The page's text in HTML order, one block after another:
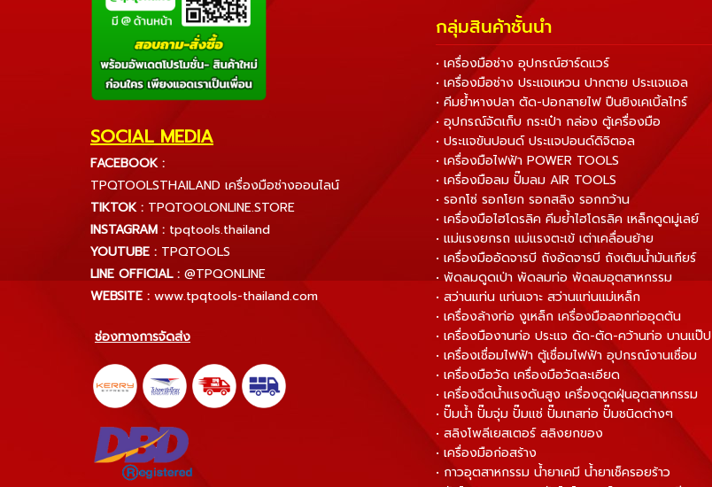
SOCIAL MEDIA
FACEBOOK :
TPQTOOLSTHAILAND เครื่องมือช่างออนไลน์
TIKTOK : TPQTOOLONLINE.STORE
INSTAGRAM : tpqtools.thailand
YOUTUBE : TPQTOOLS
LINE OFFICIAL : @TPQONLINE
WEBSITE : www.tpqtools-thailand.com
ช่องทางการจัดส่ง
กลุ่มสินค้าชั้นนำ
• เครื่องมือช่าง อุปกรณ์ฮาร์ดแวร์
• เครื่องมือช่าง ประแจแหวน ปากตาย ประแจแอล
• คีมย้ำหางปลา ตัด-ปอกสายไฟ ปืนยิงเคเบิ้ลไทร์
• อุปกรณ์จัดเก็บ กระเป๋า กล่อง ตู้เครื่องมือ
• ประแจขันปอนด์ ประแจปอนด์ดิจิตอล
• เครื่องมือไฟฟ้า POWER TOOLS
• เครื่องมือลม ปั๊มลม AIR TOOLS
• รอกโซ่ รอกโยก รอกสลิง รอกกว้าน
• เครื่องมือไฮโดรลิค คีมย้ำไฮโดรลิค เหล็กดูดมู่เลย์
• แม่แรงยกรถ แม่แรงตะเข้ เต่าเคลื่อนย้าย
• เครื่องมืออัดจารบี ถังอัดจารบี ถังเติมน้ำมันเกียร์
• พัดลมดูดเป่า พัดลมท่อ พัดลมอุตสาหกรรม
• สว่านแท่น แท่นเจาะ สว่านแท่นแม่เหล็ก
• เครื่องล้างท่อ งูเหล็ก เครื่องมือลอกท่ออุดตัน
• เครื่องมืองานท่อ ประแจ ดัด-ตัด-คว้านท่อ บานแป๊ป
• เครื่องเชื่อมไฟฟ้า ตู้เชื่อมไฟฟ้า อุปกรณ์งานเชื่อม
• เครื่องมือวัด เครื่องมือวัดละเอียด
• เครื่องฉีดน้ำแรงดันสูง เครื่องดูดฝุ่นอุตสาหกรรม
• ปั๊มน้ำ ปั๊มจุ่ม ปั๊มแช่ ปั๊มเทสท่อ ปั๊มชนิดต่างๆ
• สลิงโพลีเยสเตอร์ สลิงยกของ
• เครื่องมือก่อสร้าง
• กาวอุตสาหกรรม น้ำยาเคมี น้ำยาเช็ครอยร้าว